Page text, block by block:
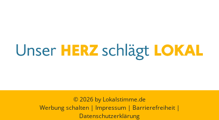
© 2026 by Lokalstimme.de
Werbung schalten| Impressum| Barrierefreiheit|
Datenschutzerklärung